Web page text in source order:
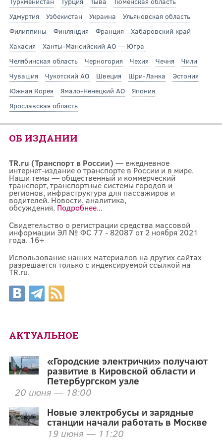
Удмуртия
Узбекистан Украина
Ульяновская область
Филиппины
Финляндия Франция
Хабаровский край
Хакасия
Ханты-Мансийский АО — Югра
Челябинская область
Черногория Чехия Чечня
Чили
Чувашия
Чукотский АО Швеция Шри-Ланка
Эстония
Южная Корея
Ямало-Ненецкий АО
Япония
Ярославская область
ОБ ИЗДАНИИ
TR.ru (Транспорт в России) — ежедневное
интернет-издание о транспорте в России и в мире.
Наши темы — общественный и коммерческий
транспорт, транспортные системы городов и
регионов, инфраструктура для пассажиров и
водителей. Новости, аналитика,
обсуждения. Подробнее...
Свидетельство о регистрации средства массовой
информации ЭЛ № ФС 77 - 82087 от 2 ноября 2021
года. 16+
Использование наших материалов на других сайтах
разрешается только с индексируемой ссылкой на
TR.ru.
АКТУАЛЬНОЕ
«Городские электрички» получают
развитие в Кировской области и
Петербургском узле
20 июня — 18:00
Новые электробусы и зарядные
станции начали работать в Москве
19 июня — 11:20